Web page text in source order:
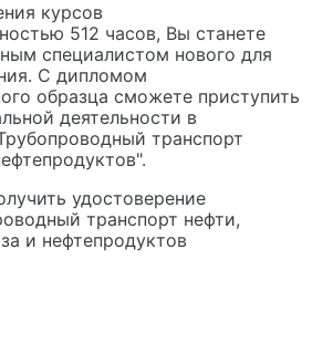
курсов
512 часов, Вы станете
специалистом нового для
С дипломом
образца сможете приступить
деятельности в
транспорт